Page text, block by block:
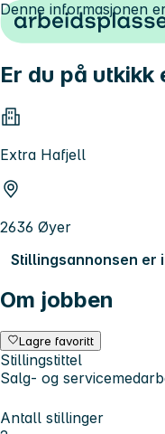
Hopp til innhold
Er du på
Extra Hafjell
2636 Øyer
Stillingsannonsen er
Om jobben
Lagre favoritt
Stillingstittel
Salg- og
Antall stillinger
Denne informasjonen